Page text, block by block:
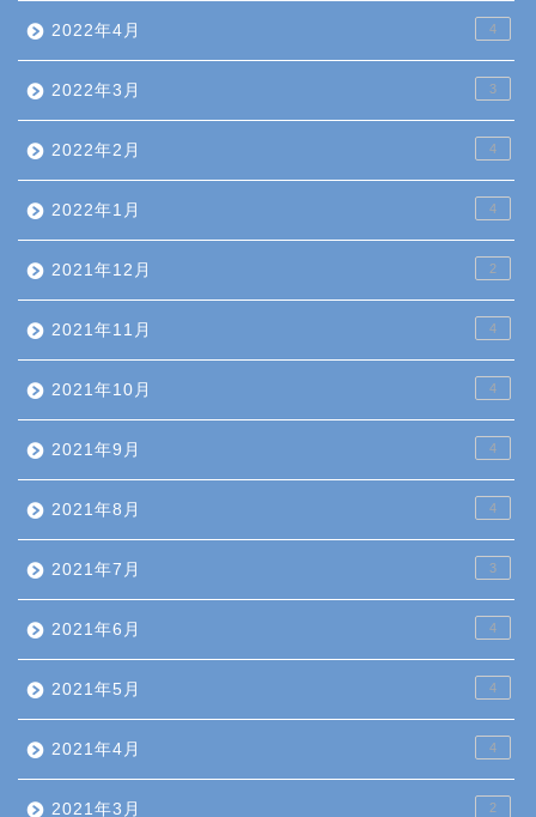
2022年4月 4
2022年3月 3
2022年2月 4
2022年1月 4
2021年12月 2
2021年11月 4
2021年10月 4
2021年9月 4
2021年8月 4
2021年7月 3
2021年6月 4
2021年5月 4
2021年4月 4
2021年3月 2